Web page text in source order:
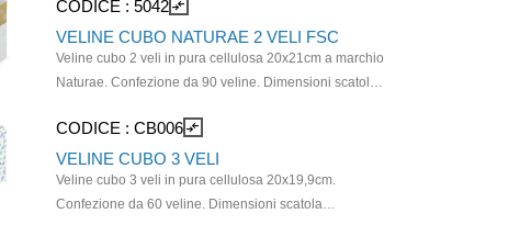
cromato CAP0207 e dispenser nero opaco CP02.
Prodotto certificato Ecolabel e PEFC.
CODICE : 5042 compare_arrows
VELINE CUBO NATURAE 2 VELI FSC
Veline cubo 2 veli in pura cellulosa 20x21cm a marchio
Naturae. Confezione da 90 veline. Dimensioni scatola
Prodotto con materie prime certificate FSC.
CODICE : CB006 compare_arrows
VELINE CUBO 3 VELI
Veline cubo 3 veli in pura cellulosa 20x19,9cm.
Confezione da 60 veline. Dimensioni scatola